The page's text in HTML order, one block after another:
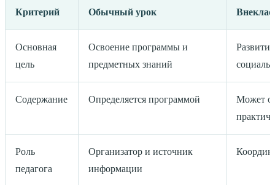
Критерий Обычный урок
Основная
цель
Освоение программы и
предметных знаний
Содержание Определяется программой
Может
Роль
педагога
Организатор и источник
информации